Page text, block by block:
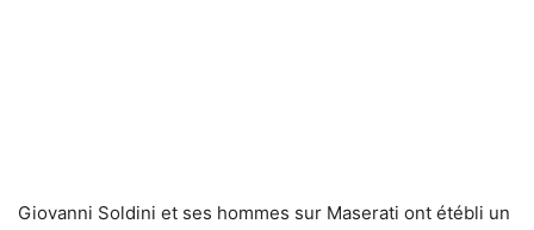
Giovanni Soldini et ses hommes sur Maserati ont étébli un